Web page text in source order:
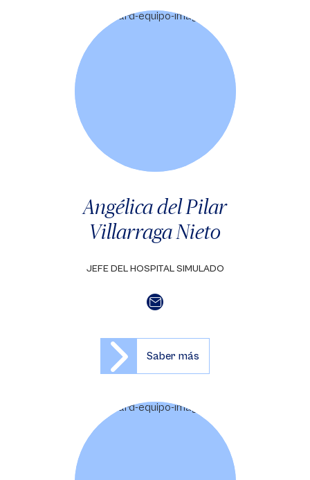
Angélica del Pilar
Villarraga Nieto
JEFE DEL HOSPITAL SIMULADO
Saber más